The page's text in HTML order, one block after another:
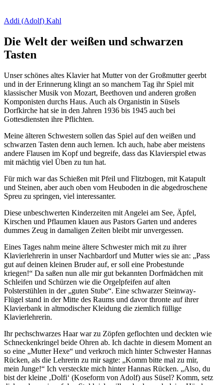
Addi (Adolf) Kahl
Die Welt der weißen und schwarzen
Tasten
Unser schönes altes Klavier hat Mutter von der Großmutter geerbt
und in der Erinnerung klingt an so manchem Tag ihr Spiel mit
klassischer Musik von Mozart, Beethoven und anderen großen
Komponisten durchs Haus. Auch als Organistin in Süsels
Dorfkirche hat sie in den Jahren 1936 bis 1945 auch bei
Gottesdiensten ihre Pflichten.
Meine älteren Schwestern sollen das Spiel auf den weißen und
schwarzen Tasten denn auch lernen. Ich auch, habe aber meistens
andere Flausen im Kopf und begreife, dass das Klavierspiel etwas
mit mächtig viel Üben zu tun hat.
Für mich war das Schießen mit Pfeil und Flitzbogen, mit Katapult
und Steinen, aber auch oben vom Heuboden in die abgedroschene
Spreu zu springen, viel interessanter.
Diese unbeschwerten Kinderzeiten mit Angelei am See, Äpfel,
Kirschen und Pflaumen klauen aus Pastors Garten und anderes
dummes Zeug in damaligen Zeiten bleibt mir unvergessen.
Eines Tages nahm meine ältere Schwester mich mit zu ihrer
Klavierlehrerin in unser Nachbardorf und Mutter wies sie an:
Pass
gut auf deinen kleinen Bruder auf, er soll eine Probestunde
kriegen!
Da saßen nun alle mir gut bekannten Dorfmädchen mit
Schleifen und Schürzen wie die Orgelpfeifen auf alten
Polsterstühlen in der
guten Stube . Eine schwarzer Steinway-
Flügel stand in der Mitte des Raums und davor thronte auf ihrer
Klavierbank in altmodischer Kleidung die ziemlich füllige
Klavierlehrerin.
Ihr pechschwarzes Haar war zu Zöpfen geflochten und deckten wie
Schneckenkringel beide Ohren ab. Ich dachte in diesem Moment an
so eine
Mutter Hexe
und verkroch mich hinter Schwester Hannas
Rücken, als die Lehrerin zu mir sagte:
Komm bitte mal zu mir,
mein Junge!
Ich versteckte mich hinter Hannas Rücken.
Also, du
bist der kleine Dolfi (Koseform von Adolf) aus Süsel? Komm, setz